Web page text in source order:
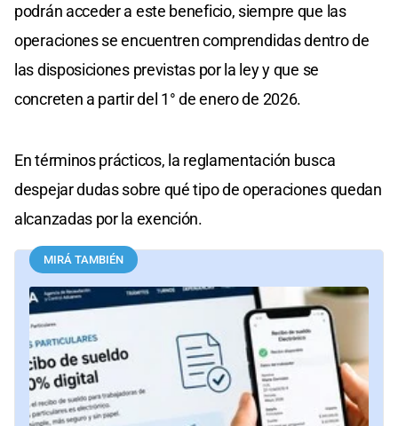
podrán acceder a este beneficio, siempre que las
operaciones se encuentren comprendidas dentro de
las disposiciones previstas por la ley y que se
concreten a partir del 1° de enero de 2026.
En términos prácticos, la reglamentación busca
despejar dudas sobre qué tipo de operaciones quedan
alcanzadas por la exención.
MIRÁ TAMBIÉN